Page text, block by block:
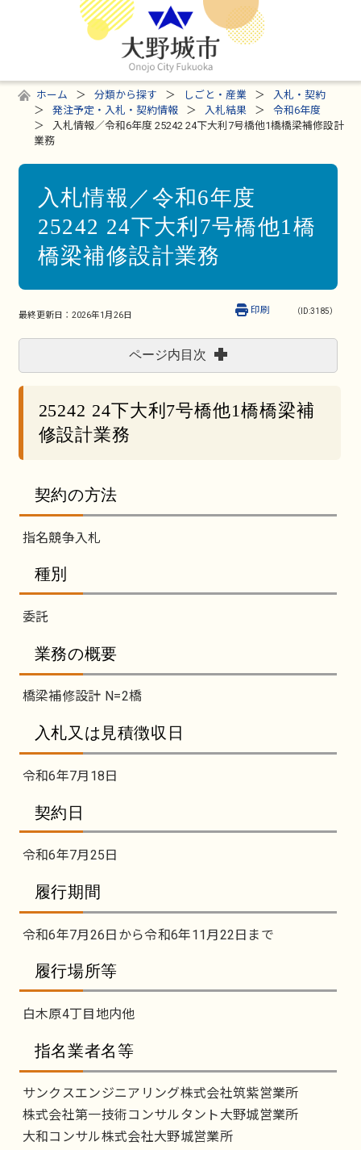
ホーム 分類から探す しごと・産業
入札・契約
発注予定・入札・契約情報
入札結果
令和6年度
入札情報／令和6年度 25242 24下大利7号橋他1橋橋梁補修設計
業務
入札情報／令和6年度
25242 24下大利7号橋他1橋
橋梁補修設計業務
最終更新日： 2026年1月26日 （ID:3185）
印刷
ページ内目次
25242 24下大利7号橋他1橋橋梁補
修設計業務
契約の方法
指名競争入札
種別
委託
業務の概要
橋梁補修設計 N=2橋
入札又は見積徴収日
令和6年7月18日
契約日
令和6年7月25日
履行期間
令和6年7月26日から令和6年11月22日まで
履行場所等
白木原4丁目地内他
指名業者名等
サンクスエンジニアリング株式会社筑紫営業所
株式会社第一技術コンサルタント大野城営業所
大和コンサル株式会社大野城営業所